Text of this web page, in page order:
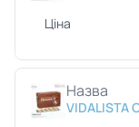
Ціна
Назва
VIDALISTA